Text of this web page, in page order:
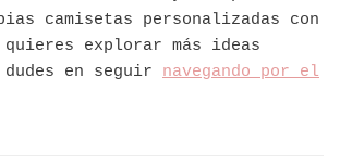
camisetas personalizadas con
explorar más ideas
en seguir navegando por el